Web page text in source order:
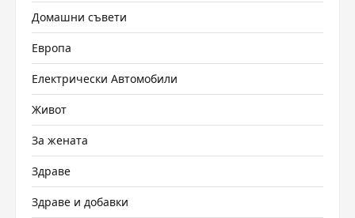
Домашни съвети
Европа
Електрически Автомобили
Живот
За жената
Здраве
Здраве и добавки